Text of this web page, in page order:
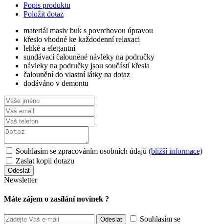
Popis produktu
Položit dotaz
materiál masiv buk s povrchovou úpravou
křeslo vhodné ke každodenní relaxaci
lehké a elegantní
sundávací čalouněné návleky na područky
návleky na područky jsou součástí křesla
čalounění do vlastní látky na dotaz
dodáváno v demontu
Souhlasím se zpracováním osobních údajů (bližší informace)
Zaslat kopii dotazu
Newsletter
Máte zájem o zasílání novinek ?
Souhlasím se